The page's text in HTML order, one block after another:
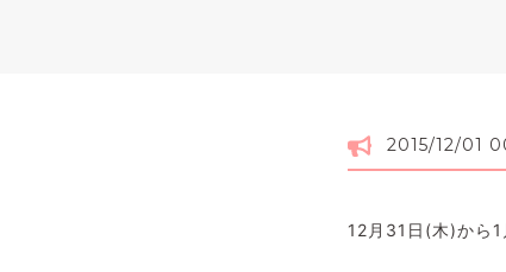
2015/12/01
12月31日(木)から